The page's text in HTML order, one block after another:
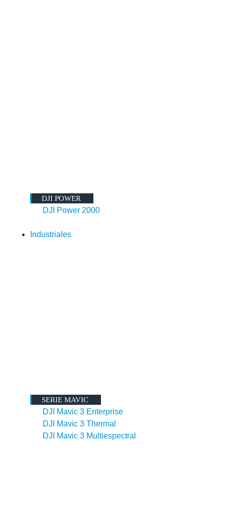
DJI POWER
DJI Power 2000
Industriales
SERIE MAVIC
DJI Mavic 3 Enterprise
DJI Mavic 3 Thermal
DJI Mavic 3 Multiespectral